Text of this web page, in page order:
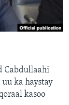
Cabdullaahi
ka haystay
kasoo